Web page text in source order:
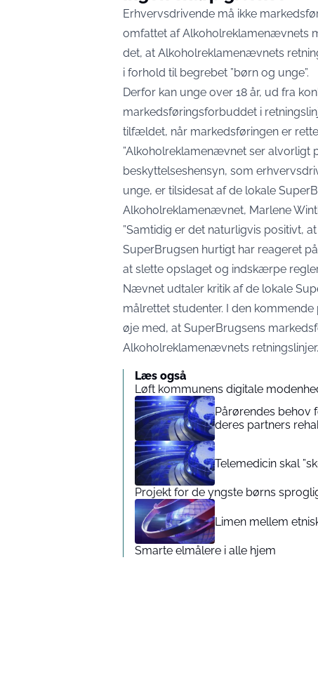
Erhvervsdrivende må ikke
omfattet af Alkoholreklamenævnets
det, at Alkoholreklamenævnets
i forhold til begrebet ”børn og unge”.
Derfor kan unge over 18 år, ud fra
markedsføringsforbuddet i
tilfældet, når markedsføringen er
”Alkoholreklamenævnet ser
beskyttelseshensyn, som
unge, er tilsidesat af de lokale
Alkoholreklamenævnet, Marlene
”Samtidig er det naturligvis positivt,
SuperBrugsen hurtigt har reageret
at slette opslaget og indskærpe
Nævnet udtaler kritik af de lokale
målrettet studenter. I den
øje med, at SuperBrugsens
Alkoholreklamenævnets retningslinjer.
Læs også
Løft kommunens digitale
Pårørendes behov
deres partners
Telemedicin skal
Projekt for de yngste børns
Limen mellem
Smarte elmålere i alle hjem